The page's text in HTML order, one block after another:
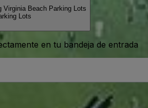
Virginia Beach Parking Lots
Lots
en tu bandeja de entrada